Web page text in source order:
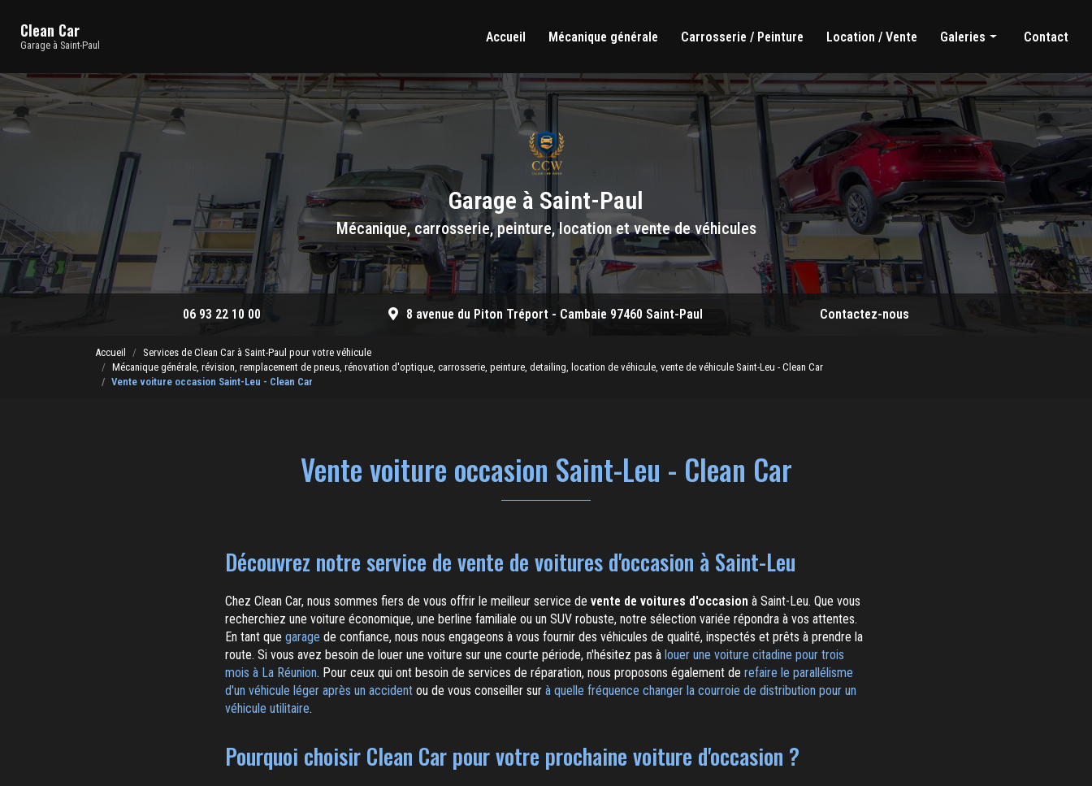
contenu
Clean Car
Garage à Saint-Paul
Accueil
Mécanique générale Carrosserie / Peinture Location / Vente Galeries
Mécanique générale
Carrosserie / Peinture
Location / Vente
Contact
Garage à Saint-Paul
Mécanique, carrosserie, peinture, location et vente de véhicules
06 93 22 10 00 8 avenue du Piton Tréport - Cambaie 97460 Saint-Paul Contactez-nous
Accueil
Services de Clean Car à Saint-Paul pour votre véhicule
Mécanique générale, révision, remplacement de pneus, rénovation d'optique, carrosserie, peinture, detailing, location de véhicule, vente de véhicule Saint-Leu - Clean Car
Vente voiture occasion Saint-Leu - Clean Car
Vente voiture occasion Saint-Leu - Clean Car
Découvrez notre service de vente de voitures d'occasion à Saint-Leu
Chez Clean Car, nous sommes fiers de vous offrir le meilleur service de vente de voitures d'occasion à Saint-Leu. Que vous
recherchiez une voiture économique, une berline familiale ou un SUV robuste, notre sélection variée répondra à vos attentes.
En tant que garage de confiance, nous nous engageons à vous fournir des véhicules de qualité, inspectés et prêts à prendre la
route. Si vous avez besoin de louer une voiture sur une courte période, n'hésitez pas à louer une voiture citadine pour trois
mois à La Réunion. Pour ceux qui ont besoin de services de réparation, nous proposons également de refaire le parallélisme
d'un véhicule léger après un accident ou de vous conseiller sur à quelle fréquence changer la courroie de distribution pour un
véhicule utilitaire.
Pourquoi choisir Clean Car pour votre prochaine voiture d'occasion ?